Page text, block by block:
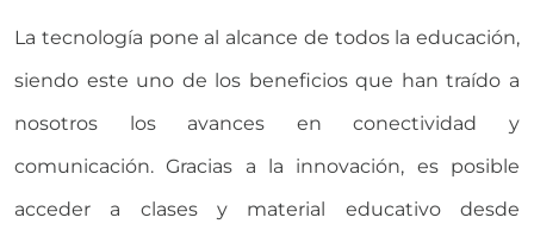
La tecnología pone al alcance de todos la educación,
siendo este uno de los beneficios que han traído a
nosotros los avances en conectividad y
comunicación. Gracias a la innovación, es posible
acceder a clases y material educativo desde